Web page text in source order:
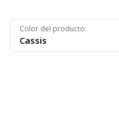
Color del producto:
Cassis